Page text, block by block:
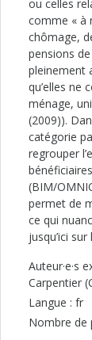
ou celles
comme « à
chômage,
pensions
pleinement
qu’elles ne
ménage,
(2009)).
catégorie
regrouper
(BIM/
permet de
ce qui
jusqu’ici
Auteur·e·s
Carpentier
Langue : fr
Nombre de